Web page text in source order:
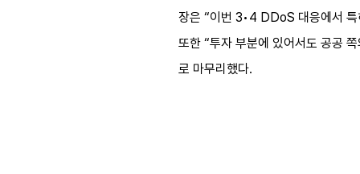
장은 “이번 3•4 DDoS 대응에서 특
또한 “투자 부분에 있어서도 공공
로 마무리했다.